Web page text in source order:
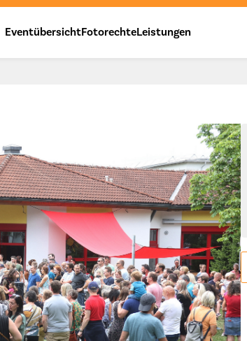
EventübersichtFotorechteLeistungen